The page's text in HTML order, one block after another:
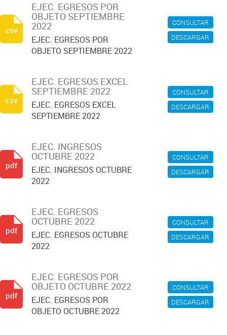
CONSULTAR
DESCARGAR
EJEC. EGRESOS POR
OBJETO SEPTIEMBRE
2022
EJEC. EGRESOS POR
OBJETO SEPTIEMBRE 2022
csv
CONSULTAR
DESCARGAR
EJEC. EGRESOS EXCEL
SEPTIEMBRE 2022
EJEC. EGRESOS EXCEL
SEPTIEMBRE 2022
csv
CONSULTAR
DESCARGAR
EJEC. INGRESOS
OCTUBRE 2022
EJEC. INGRESOS OCTUBRE
2022
pdf
CONSULTAR
DESCARGAR
EJEC. EGRESOS
OCTUBRE 2022
EJEC. EGRESOS OCTUBRE
2022
pdf
CONSULTAR
DESCARGAR
EJEC. EGRESOS POR
OBJETO OCTUBRE 2022
EJEC. EGRESOS POR
OBJETO OCTUBRE 2022
pdf